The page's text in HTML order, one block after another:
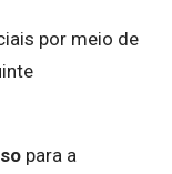
por meio de
para a